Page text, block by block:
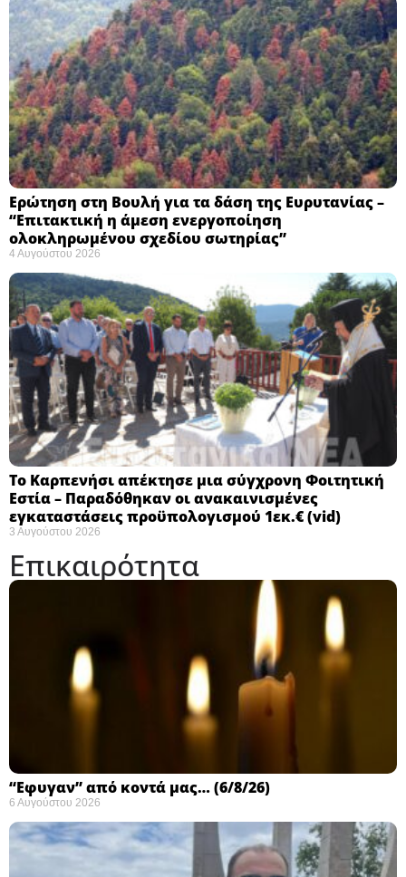
Ερώτηση στη Βουλή για τα δάση της Ευρυτανίας –
“Eπιτακτική η άμεση ενεργοποίηση
ολοκληρωμένου σχεδίου σωτηρίας”
4 Αυγούστου 2026
Το Καρπενήσι απέκτησε μια σύγχρονη Φοιτητική
Εστία – Παραδόθηκαν οι ανακαινισμένες
εγκαταστάσεις προϋπολογισμού 1εκ.€ (vid)
3 Αυγούστου 2026
Επικαιρότητα
“Εφυγαν” από κοντά μας… (6/8/26)
6 Αυγούστου 2026